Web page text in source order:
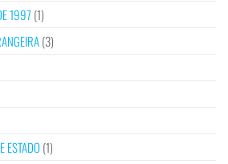
1997 (1)
(3)
ESTADO (1)